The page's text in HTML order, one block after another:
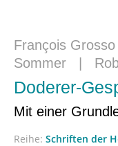
François Grosso
Sommer
Doderer-
Mit einer
Reihe: Schriften der